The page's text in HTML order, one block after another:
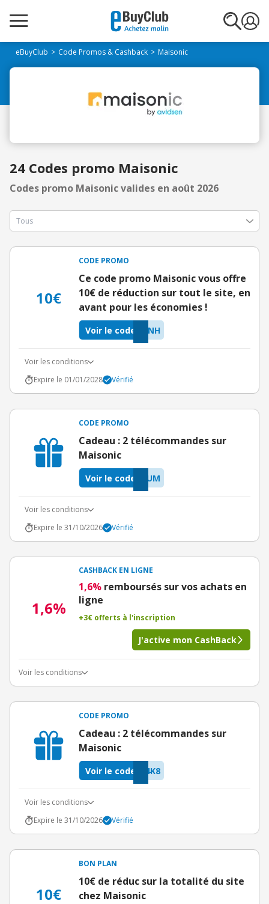
eBuyClub Code Promos & Cashback Maisonic
24 Codes promo Maisonic
Codes promo Maisonic valides en août 2026
10€
CODE PROMO
Ce code promo Maisonic vous offre
10€ de réduction sur tout le site, en
avant pour les économies !
INH
Voir le code
Voir les conditions
Expire le 01/01/2028
Vérifié
CODE PROMO
Cadeau : 2 télécommandes sur
Maisonic
DUM
Voir le code
Voir les conditions
Expire le 31/10/2026
Vérifié
1,6%
CASHBACK EN LIGNE
1,6% remboursés sur vos achats en
ligne
+3€ offerts à l'inscription
J'active mon CashBack
Voir les conditions
CODE PROMO
Cadeau : 2 télécommandes sur
Maisonic
4K8
Voir le code
Voir les conditions
Expire le 31/10/2026
Vérifié
10€
BON PLAN
10€ de réduc sur la totalité du site
chez Maisonic